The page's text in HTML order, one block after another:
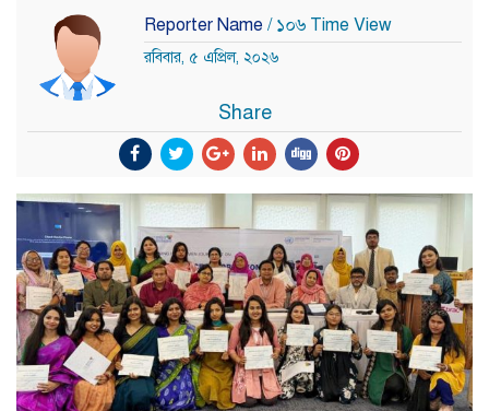
Reporter Name / ১০৬ Time View
রবিবার, ৫ এপ্রিল, ২০২৬
Share